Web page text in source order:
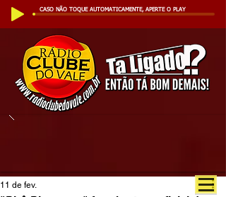
CASO NÃO TOQUE AUTOMATICAMENTE, APERTE O PLAY
11 de fev.